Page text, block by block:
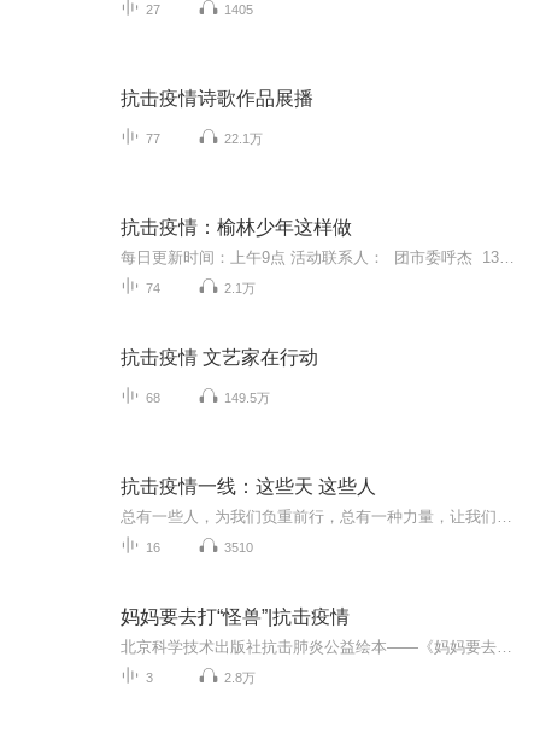
27 1405
抗击疫情诗歌作品展播
77 22.1万
抗击疫情：榆林少年这样做
74 2.1万
抗击疫情 文艺家在行动
68 149.5万
抗击疫情一线：这些天 这些人
16 3510
妈妈要去打“怪兽”|抗击疫情
3 2.8万